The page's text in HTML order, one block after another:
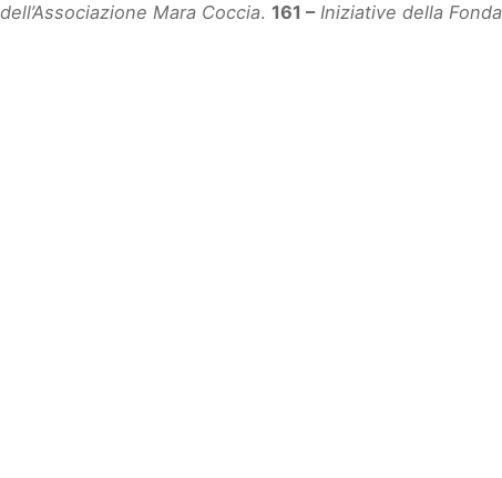
dell’Associazione Mara Coccia.161 – Iniziative della